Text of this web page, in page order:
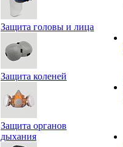
Защита головы и лица
Защита коленей
Защита органов
дыхания